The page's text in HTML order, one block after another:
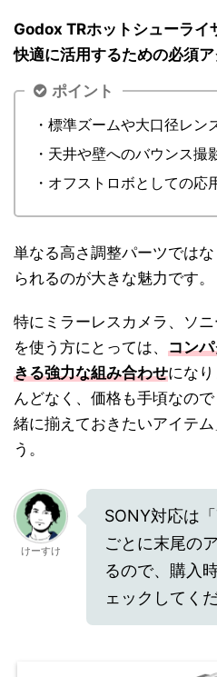
Godox TRホットシューラ
快適に活用するための必須
ポイント
・標準ズームや大口径レン
・天井や壁へのバウンス撮
・オフストロボとしての応
単なる高さ調整パーツでは
られるのが大きな魅力です。
特にミラーレスカメラ、ソ
を使う方にとっては、 コン
きる強力な組み合わせにな
んどなく、価格も手頃なの
緒に揃えておきたいアイテ
う。
けーすけ
SONY対応は
ごとに末尾の
るので、購入
ェックしてく